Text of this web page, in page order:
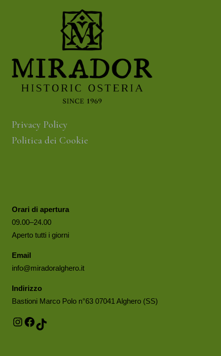
Privacy Policy
Politica dei Cookie
Orari di apertura
09.00–24.00
Aperto tutti i giorni
Email
info@miradoralghero.it
Indirizzo
Bastioni Marco Polo n°63 07041 Alghero (SS)